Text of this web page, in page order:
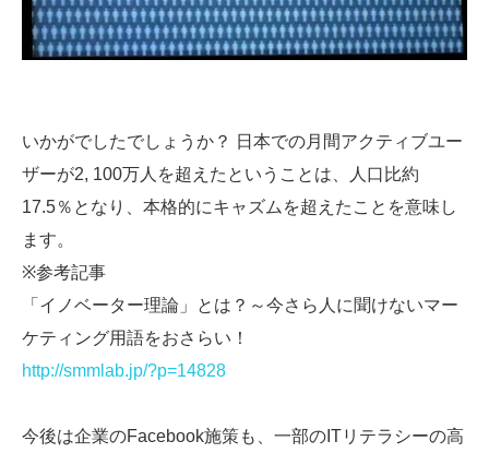
いかがでしたでしょうか？ 日本での月間アクティブユー
ザーが2, 100万人を超えたということは、人口比約
17.5％となり、本格的にキャズムを超えたことを意味し
ます。
※参考記事
「イノベーター理論」とは？～今さら人に聞けないマー
ケティング用語をおさらい！
http://smmlab.jp/?p=14828
今後は企業のFacebook施策も、一部のITリテラシーの高